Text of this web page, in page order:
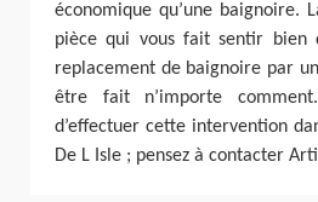
économique qu’une baignoire.
pièce qui vous fait sentir bien
replacement de baignoire par
être fait n’importe
d’effectuer cette intervention
De L Isle ; pensez à contacter